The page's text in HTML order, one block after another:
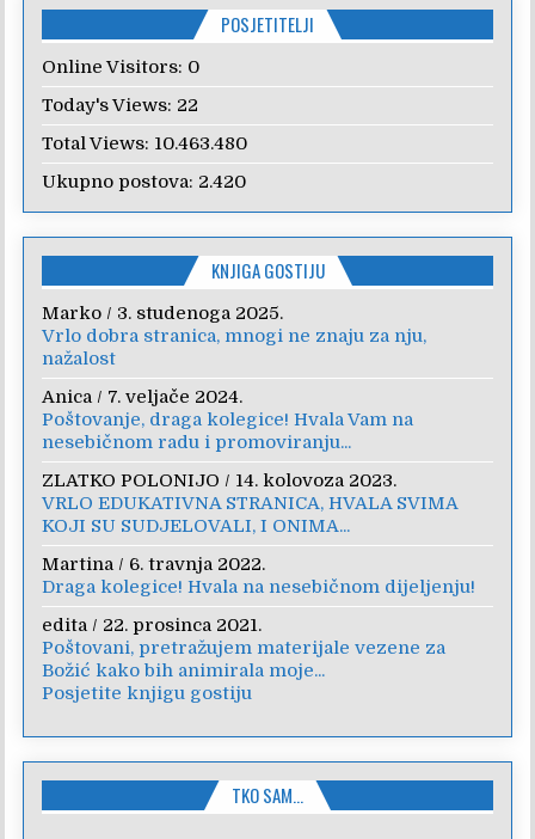
POSJETITELJI
Online Visitors: 0
Today's Views: 22
Total Views: 10.463.480
Ukupno postova: 2.420
KNJIGA GOSTIJU
Marko / 3. studenoga 2025.
Vrlo dobra stranica, mnogi ne znaju za nju,
nažalost
Anica / 7. veljače 2024.
Poštovanje, draga kolegice! Hvala Vam na
nesebičnom radu i promoviranju...
ZLATKO POLONIJO / 14. kolovoza 2023.
VRLO EDUKATIVNA STRANICA, HVALA SVIMA
KOJI SU SUDJELOVALI, I ONIMA...
Martina / 6. travnja 2022.
Draga kolegice! Hvala na nesebičnom dijeljenju!
edita / 22. prosinca 2021.
Poštovani, pretražujem materijale vezene za
Božić kako bih animirala moje...
Posjetite knjigu gostiju
TKO SAM…